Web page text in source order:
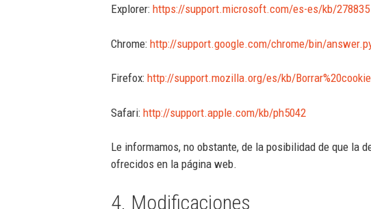
Explorer: https://support.microsoft.com/es-es/kb/278835
Chrome: http://support.google.com/chrome/bin/
Firefox: http://support.mozilla.org/es/kb/
Safari: http://support.apple.com/kb/ph5042
Le informamos, no obstante, de la posibilidad de que la
ofrecidos en la página web.
4. Modificaciones